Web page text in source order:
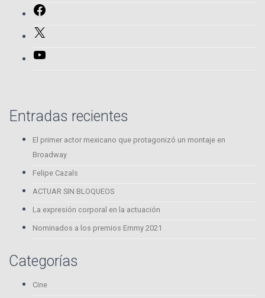
Entradas recientes
El primer actor mexicano que protagonizó un montaje en
Broadway
Felipe Cazals
ACTUAR SIN BLOQUEOS
La expresión corporal en la actuación
Nominados a los premios Emmy 2021
Categorías
Cine